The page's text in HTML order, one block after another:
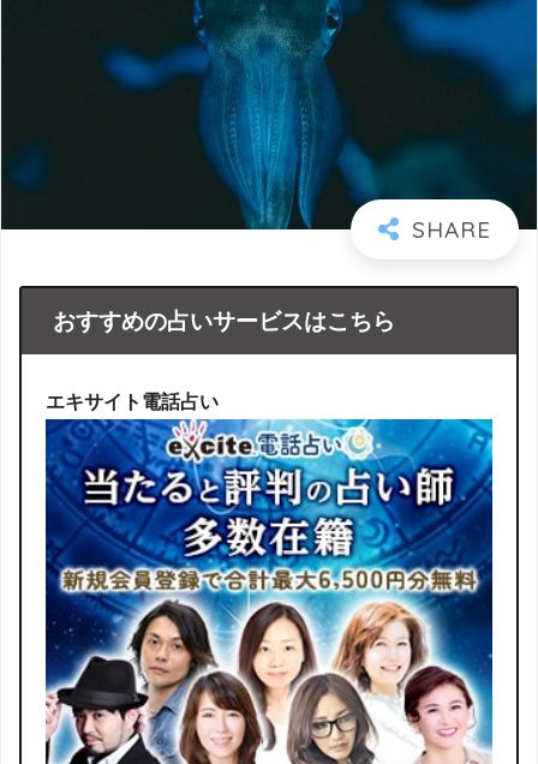
おすすめの占いサービスはこちら
エキサイト電話占い